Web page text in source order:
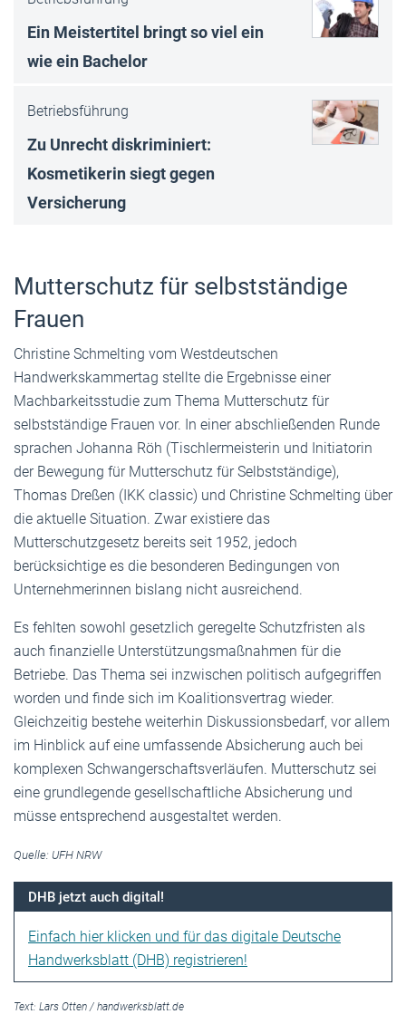
Ein Meistertitel bringt so viel ein
wie ein Bachelor
Betriebsführung
Zu Unrecht diskriminiert:
Kosmetikerin siegt gegen
Versicherung
Mutterschutz für selbstständige
Frauen
Christine Schmelting vom Westdeutschen
Handwerkskammertag stellte die Ergebnisse einer
Machbarkeitsstudie zum Thema Mutterschutz für
selbstständige Frauen vor. In einer abschließenden Runde
sprachen Johanna Röh (Tischlermeisterin und Initiatorin
der Bewegung für Mutterschutz für Selbstständige),
Thomas Dreßen (IKK classic) und Christine Schmelting über
die aktuelle Situation. Zwar existiere das
Mutterschutzgesetz bereits seit 1952, jedoch
berücksichtige es die besonderen Bedingungen von
Unternehmerinnen bislang nicht ausreichend.
Es fehlten sowohl gesetzlich geregelte Schutzfristen als
auch finanzielle Unterstützungsmaßnahmen für die
Betriebe. Das Thema sei inzwischen politisch aufgegriffen
worden und finde sich im Koalitionsvertrag wieder.
Gleichzeitig bestehe weiterhin Diskussionsbedarf, vor allem
im Hinblick auf eine umfassende Absicherung auch bei
komplexen Schwangerschaftsverläufen. Mutterschutz sei
eine grundlegende gesellschaftliche Absicherung und
müsse entsprechend ausgestaltet werden.
Quelle: UFH NRW
DHB jetzt auch digital!
Einfach hier klicken und für das digitale Deutsche
Handwerksblatt (DHB) registrieren!
Text: Lars Otten / handwerksblatt.de